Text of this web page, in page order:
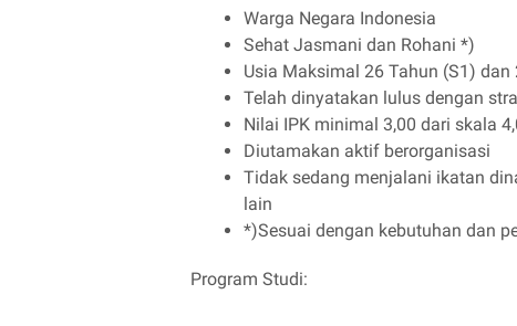
Warga Negara Indonesia
Sehat Jasmani dan Rohani *)
Usia Maksimal 26 Tahun (S1)
Telah dinyatakan lulus dengan
Nilai IPK minimal 3,00 dari skala
Diutamakan aktif berorganisasi
Tidak sedang menjalani ikatan
lain
*)Sesuai dengan kebutuhan dan
Program Studi: